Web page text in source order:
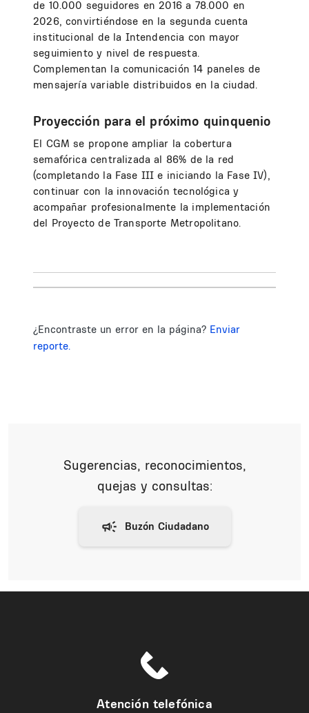
de 10.000 seguidores en 2016 a 78.000 en
2026, convirtiéndose en la segunda cuenta
institucional de la Intendencia con mayor
seguimiento y nivel de respuesta.
Complementan la comunicación 14 paneles de
mensajería variable distribuidos en la ciudad.
Proyección para el próximo quinquenio
El CGM se propone ampliar la cobertura
semafórica centralizada al 86% de la red
(completando la Fase III e iniciando la Fase IV),
continuar con la innovación tecnológica y
acompañar profesionalmente la implementación
del Proyecto de Transporte Metropolitano.
¿Encontraste un error en la página? Enviar
reporte.
Sugerencias, reconocimientos,
quejas y consultas:
Atención telefónica